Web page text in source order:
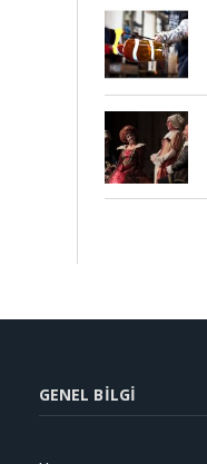
GENEL BILGI